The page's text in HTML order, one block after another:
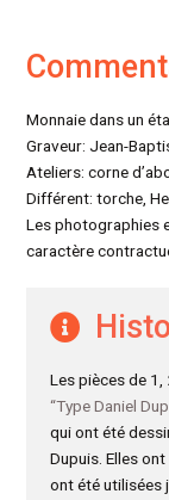
Monnaie dans un
Graveur: Jean-
Ateliers: corne
Différent: torche,
Les photographies
caractère
Les pièces de
“Type Daniel
qui ont été
Dupuis. Elles
ont été utilisées